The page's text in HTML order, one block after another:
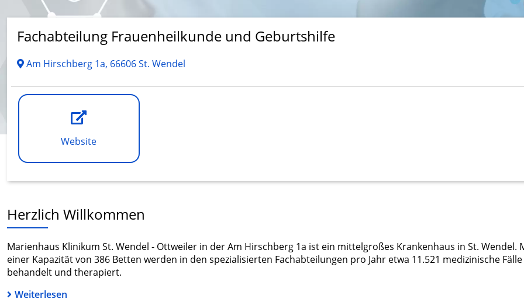
Fachabteilung Frauenheilkunde und Geburtshilfe
Am Hirschberg 1a, 66606 St. Wendel
Website
Herzlich Willkommen
Marienhaus Klinikum St. Wendel - Ottweiler in der Am Hirschberg 1a ist ein mittelgroßes Krankenhaus in St. Wendel.
einer Kapazität von 386 Betten werden in den spezialisierten Fachabteilungen pro Jahr etwa 11.521 medizinische Fälle
behandelt und therapiert.
Weiterlesen